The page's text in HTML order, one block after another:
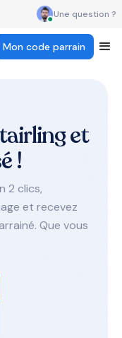
Une question ?
Mon code parrain
et
!
2 clics,
et recevez
Que vous